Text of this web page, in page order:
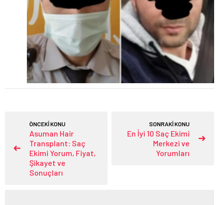
ÖNCEKİ KONU
Asuman Hair
Transplant: Saç
Ekimi Yorum, Fiyat,
Şikayet ve
Sonuçları
SONRAKİ KONU
En İyi 10 Saç Ekimi
Merkezi ve
Yorumları